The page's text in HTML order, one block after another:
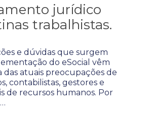
jurídico
trabalhistas.
e dúvidas que surgem
do eSocial vêm
das atuais preocupações de
contabilistas, gestores e
de recursos humanos. Por